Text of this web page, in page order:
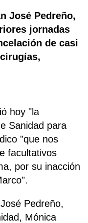
José Pedreño,
jornadas
de casi
hoy "la
Sanidad para
"que nos
facultativos
por su inacción
Pedreño,
Mónica